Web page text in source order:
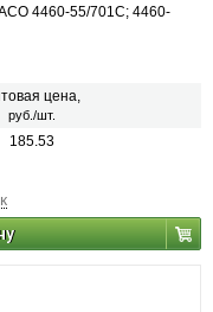
4460-55/701С; 4460-
цена,
руб./шт.
185.53